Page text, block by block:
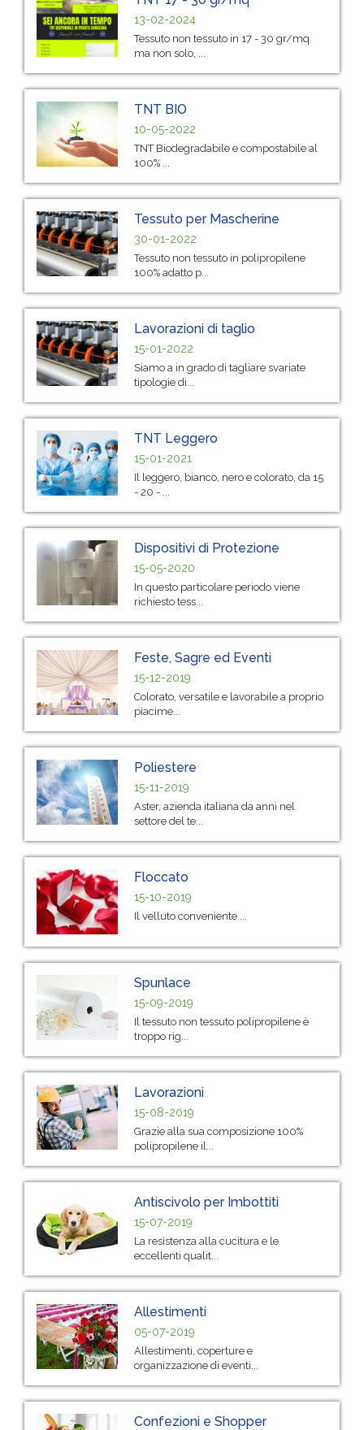
13-02-2024
Tessuto non tessuto in 17 - 30 gr/mq
ma non solo, ...
TNT BIO
10-05-2022
TNT Biodegradabile e compostabile al
100% ...
Tessuto per Mascherine
30-01-2022
Tessuto non tessuto in polipropilene
100% adatto p...
Lavorazioni di taglio
15-01-2022
Siamo a in grado di tagliare svariate
tipologie di...
TNT Leggero
15-01-2021
Il leggero, bianco, nero e colorato, da 15
- 20 - ...
Dispositivi di Protezione
15-05-2020
In questo particolare periodo viene
richiesto tess...
Feste, Sagre ed Eventi
15-12-2019
Colorato, versatile e lavorabile a proprio
piacime...
Poliestere
15-11-2019
Aster, azienda italiana da anni nel
settore del te...
Floccato
15-10-2019
Il velluto conveniente....
Spunlace
15-09-2019
Il tessuto non tessuto polipropilene è
troppo rig...
Lavorazioni
15-08-2019
Grazie alla sua composizione 100%
polipropilene il...
Antiscivolo per Imbottiti
15-07-2019
La resistenza alla cucitura e le
eccellenti qualit...
Allestimenti
05-07-2019
Allestimenti, coperture e
organizzazione di eventi...
Confezioni e Shopper